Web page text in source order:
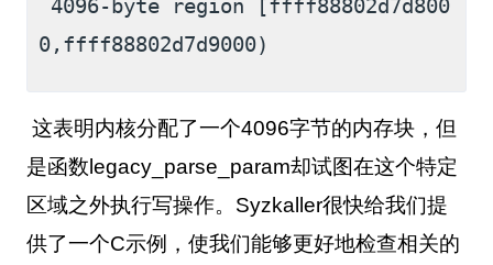
4096-byte region [ffff88802d7d800
0,ffff88802d7d9000)
这表明内核分配了一个4096字节的内存块，但
是函数 legacy_parse_param却试图在这个特定
区域之外执行写操作。 Syzkaller很快给我们提
供了一个C示例，使我们能够更好地检查相关的